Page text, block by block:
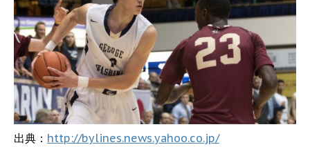
出典： http://bylines.news.yahoo.co.jp/